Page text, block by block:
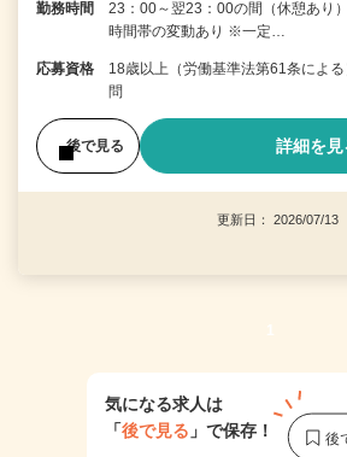
勤務時間
23：00～翌23：00の間（休憩あり
時間帯の変動あり ※一定…
応募資格
18歳以上（労働基準法第61条によ
問
後で見る 詳細を見
更新日： 2026/07/
1
気になる求人は
「後で見る 」で保存！